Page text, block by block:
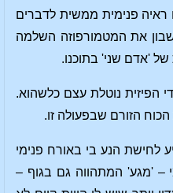
ראיה פנימית ממשית לדברים
את המטמורפוזה השלמה
'אדם שני' בתוכנו.
הפיזית נוטלת עצם כלשהוא.
הזורם שבפעולה זו.
לחישת הנע בי באורח פנימי
– 'מגע' המתהווה גם בגוף –